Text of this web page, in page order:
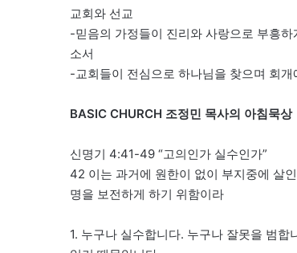
교회와 선교
-믿음의 가정들이 진리와 사랑으로 부흥
소서
-교회들이 전심으로 하나님을 찾으며 회
BASIC CHURCH 조정민 목사의 아침묵상
신명기 4:41-49 “고의인가 실수인가”
42 이는 과거에 원한이 없이 부지중에 살
명을 보전하게 하기 위함이라
1. 누구나 실수합니다. 누구나 잘못을 범